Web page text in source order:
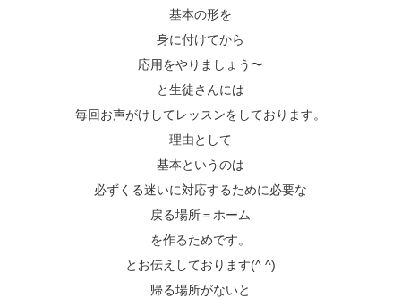
基本の形を
身に付けてから
応用をやりましょう〜
と生徒さんには
毎回お声がけしてレッスンをしております。
理由として
基本というのは
必ずくる迷いに対応するために必要な
戻る場所＝ホーム
を作るためです。
とお伝えしております(^ ^)
帰る場所がないと